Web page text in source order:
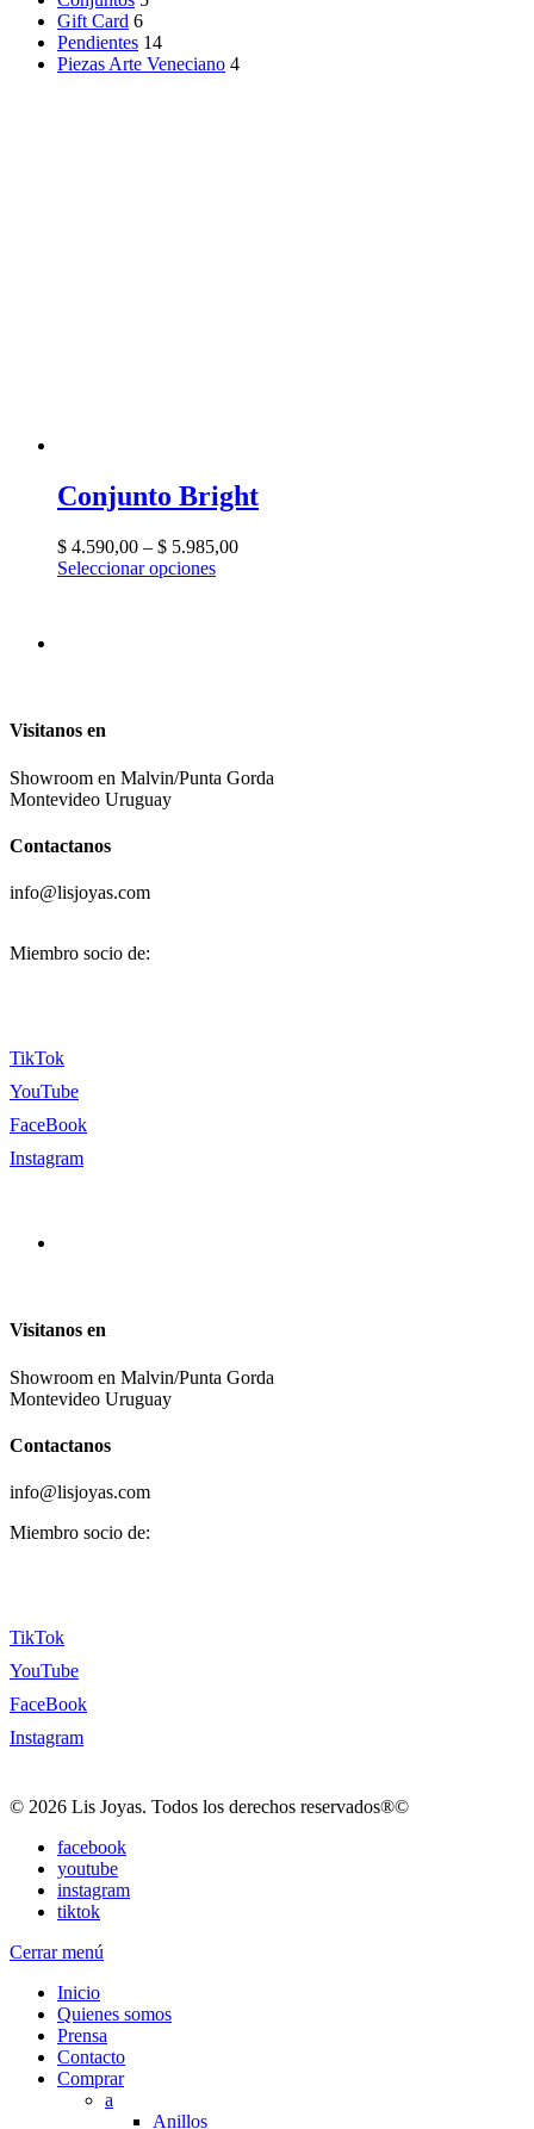
Gift Card 6
Pendientes 14
Piezas Arte Veneciano 4
Conjunto Bright
$ 4.590,00 – $ 5.985,00
Seleccionar opciones
Visitanos en
Showroom en Malvin/Punta Gorda
Montevideo Uruguay
Contactanos
info@lisjoyas.com
Miembro socio de:
TikTok
YouTube
FaceBook
Instagram
Visitanos en
Showroom en Malvin/Punta Gorda
Montevideo Uruguay
Contactanos
info@lisjoyas.com
Miembro socio de:
TikTok
YouTube
FaceBook
Instagram
© 2026 Lis Joyas. Todos los derechos reservados®©
facebook
youtube
instagram
tiktok
Cerrar menú
Inicio
Quienes somos
Prensa
Contacto
Comprar
a
Anillos